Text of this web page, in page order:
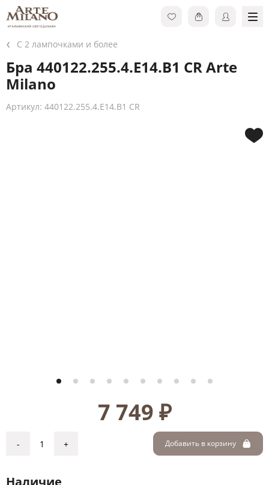
С 2 лампочками и более
Бра 440122.255.4.E14.B1 CR Arte
Milano
Артикул: 440122.255.4.E14.B1 CR
7 749 ₽
- + Добавить в корзину
Наличие